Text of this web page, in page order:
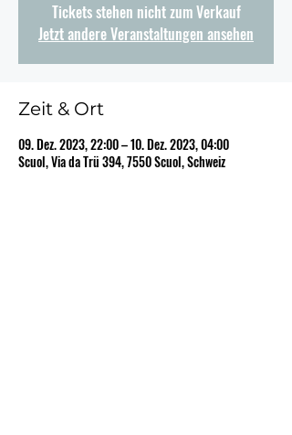
Tickets stehen nicht zum Verkauf
Jetzt andere Veranstaltungen ansehen
Zeit & Ort
09. Dez. 2023, 22:00 – 10. Dez. 2023, 04:00
Scuol, Via da Trü 394, 7550 Scuol, Schweiz